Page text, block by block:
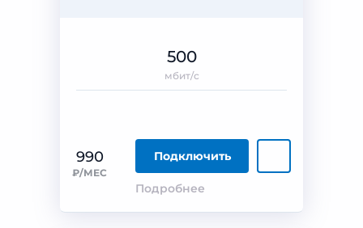
990
₽/МЕС
Подключить
Подробнее
500
мбит/с